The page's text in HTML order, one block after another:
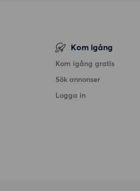
Kom igång
Kom igång gratis
Sök annonser
Logga in